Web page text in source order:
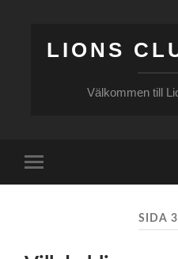
LIONS
Välkommen till
på/av
SIDA